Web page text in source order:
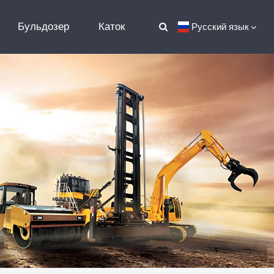
Русский язык
Бульдозер Каток